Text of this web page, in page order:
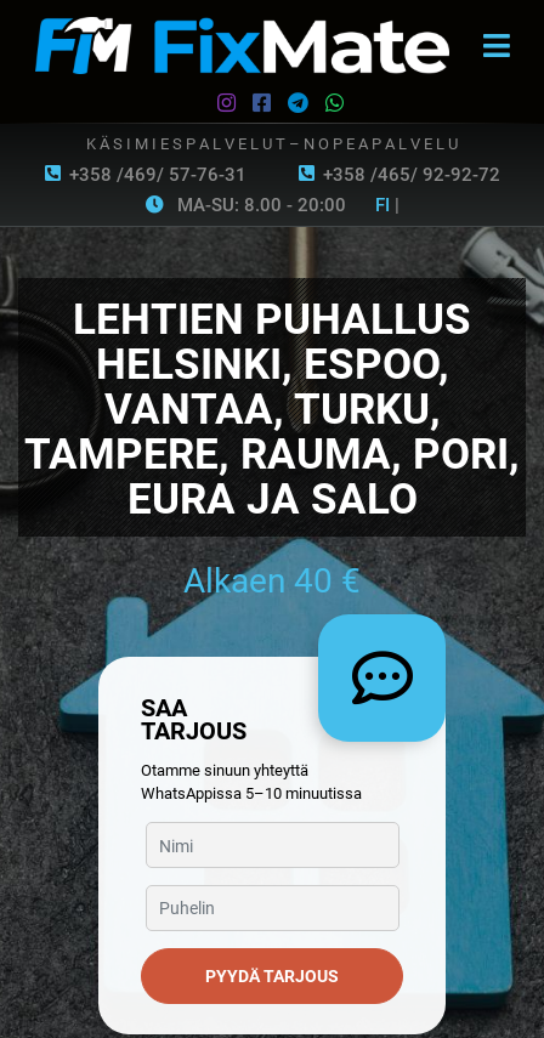
+358 /469/ 57-76-31 +358 /465/ 92-92-72
K Ä S I M I E S P A L V E L U T – N O P E A P A L V E L U
MA-SU: 8.00 - 20:00 FI |
LEHTIEN PUHALLUS
HELSINKI, ESPOO,
VANTAA, TURKU,
TAMPERE, RAUMA, PORI,
EURA JA SALO
Alkaen 40 €
SAA
TARJOUS
Otamme sinuun yhteyttä
WhatsAppissa 5–10 minuutissa
PYYDÄ TARJOUS